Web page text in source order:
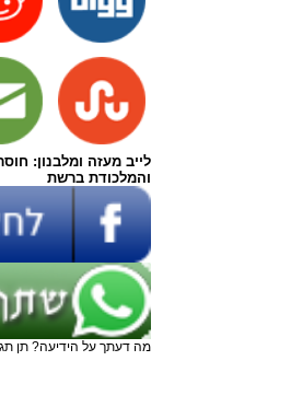
לייב מעזה ומלבנון:
והמלכודת ברשת
מה דעתך על הידיעה? תן